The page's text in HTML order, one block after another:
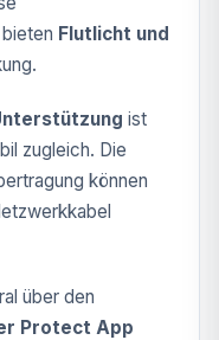
Flutlicht und
ist
zugleich. Die
können
über den
Protect App